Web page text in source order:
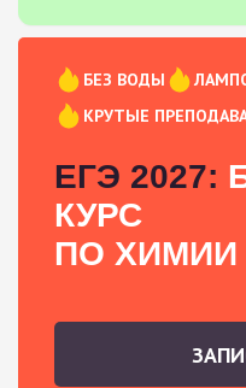
БЕЗ ВОДЫ
КРУТЫЕ
ЕГЭ 2027:
КУРС
ПО ХИМИИ